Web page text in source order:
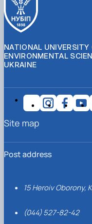
NATIONAL UNIVERSITY
ENVIRONMENTAL
UKRAINE
Post address
15 Heroiv Oborony,
(044) 527-82-42
Site map